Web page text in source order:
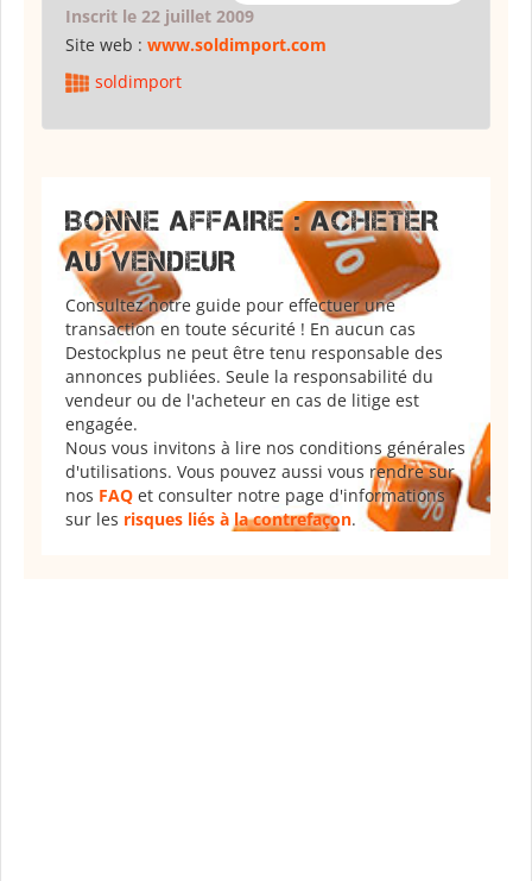
Inscrit le 22 juillet 2009
Site web : www.soldimport.com
soldimport
BONNE AFFAIRE : ACHETER
AU VENDEUR
Consultez notre guide pour effectuer une
transaction en toute sécurité ! En aucun cas
Destockplus ne peut être tenu responsable des
annonces publiées. Seule la responsabilité du
vendeur ou de l'acheteur en cas de litige est
engagée.
Nous vous invitons à lire nos conditions générales
d'utilisations. Vous pouvez aussi vous rendre sur
nos FAQ et consulter notre page d'informations
sur les risques liés à la contrefaçon.